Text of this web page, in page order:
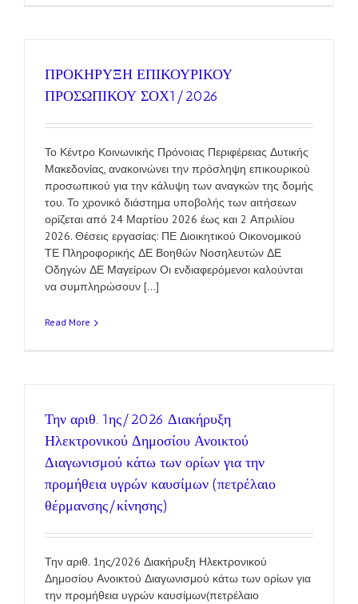
ΠΡΟΚΗΡΥΞΗ ΕΠΙΚΟΥΡΙΚΟΥ
ΠΡΟΣΩΠΙΚΟΥ ΣΟΧ1/2026
Το Κέντρο Κοινωνικής Πρόνοιας Περιφέρειας Δυτικής
Μακεδονίας, ανακοινώνει την πρόσληψη επικουρικού
προσωπικού για την κάλυψη των αναγκών της δομής
του. Το χρονικό διάστημα υποβολής των αιτήσεων
ορίζεται από 24 Μαρτίου 2026 έως και 2 Απριλίου
2026. Θέσεις εργασίας: ΠΕ Διοικητικού Οικονομικού
ΤΕ Πληροφορικής ΔΕ Βοηθών Νοσηλευτών ΔΕ
Οδηγών ΔΕ Μαγείρων Οι ενδιαφερόμενοι καλούνται
να συμπληρώσουν [...]
Read More
Την αριθ. 1ης/2026 Διακήρυξη
Ηλεκτρονικού Δημοσίου Ανοικτού
Διαγωνισμού κάτω των ορίων για την
προμήθεια υγρών καυσίμων (πετρέλαιο
θέρμανσης/κίνησης)
Την αριθ. 1ης/2026 Διακήρυξη Ηλεκτρονικού
Δημοσίου Ανοικτού Διαγωνισμού κάτω των ορίων για
την προμήθεια υγρών καυσίμων(πετρέλαιο